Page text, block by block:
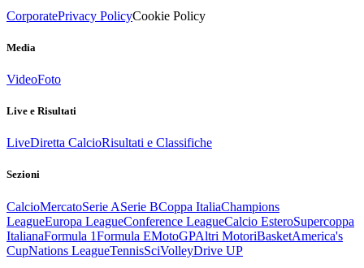
CorporatePrivacy PolicyCookie Policy
Media
VideoFoto
Live e Risultati
LiveDiretta CalcioRisultati e Classifiche
Sezioni
CalcioMercatoSerie ASerie BCoppa ItaliaChampions
LeagueEuropa LeagueConference LeagueCalcio EsteroSupercoppa
ItalianaFormula 1Formula EMotoGPAltri MotoriBasketAmerica's
CupNations LeagueTennisSciVolleyDrive UP